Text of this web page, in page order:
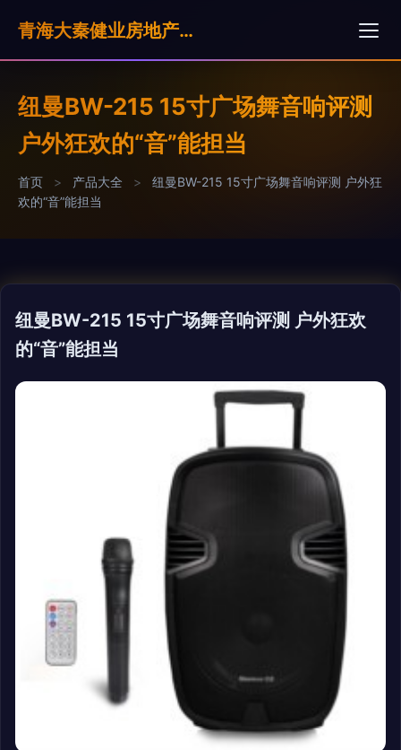
青海大秦健业房地产营销策划有限公司
纽曼BW-215 15寸广场舞音响评测
户外狂欢的“音”能担当
首页 > 产品大全 >
纽曼BW-215 15寸广场舞音响评测 户外狂
欢的“音”能担当
纽曼BW-215 15寸广场舞音响评测 户外狂欢
的“音”能担当